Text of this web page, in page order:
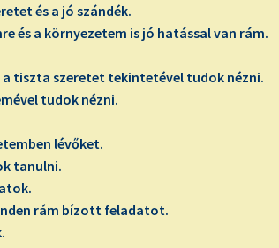
és a jó szándék.
és a környezetem is jó hatással van rám.
tiszta szeretet tekintetével tudok nézni.
tudok nézni.
lévőket.
tanulni.
rám bízott feladatot.